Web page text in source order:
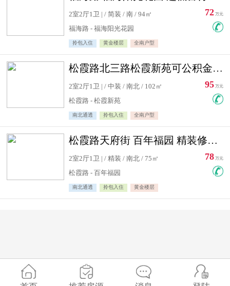
2室2厅1卫 | / 简装 / 南 / 94㎡
福海路 - 福海阳光花园
拎包入住 黄金楼层 全南户型
72 万元
松霞路北三路松霞新苑可公积金贷款北小区南北通透住宅急售
2室2厅1卫 | / 中装 / 南北 / 102㎡
松霞路 - 松霞新苑
南北通透 拎包入住 全南户型
95 万元
松霞路天府街 百年福园 精装修住宅急售
2室2厅1卫 | / 精装 / 南北 / 75㎡
松霞路 - 百年福园
南北通透 拎包入住 黄金楼层
78 万元